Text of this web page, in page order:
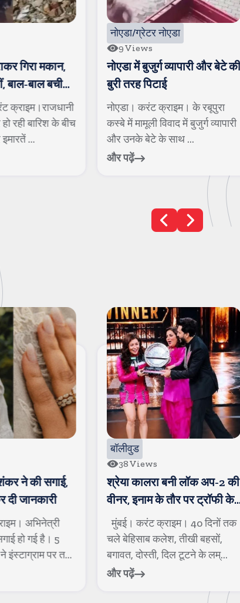
गिरा मकान,
बाल-बाल बची
क्राइम।राजधानी
रही बारिश के बीच
...
नोएडा/ग्रेटर नोएडा
9Views
नोएडा में बुजुर्ग व्यापारी और बेटे की
बुरी तरह पिटाई
नोएडा। करंट क्राइम। के रबूपुरा
कस्बे में मामूली विवाद में बुजुर्ग व्यापारी
और उनके बेटे के साथ ...
और पढ़ें
ने की सगाई,
दी जानकारी
अभिनेत्री
हो गई है। 5
इंस्टाग्राम पर त...
बॉलीवुड
38Views
श्रेया कालरा बनी लॉक अप-2 की
वीनर, इनाम के तौर पर ट्रॉफी के
साथ एक करोड रुपए मिले
मुंबई। करंट क्राइम। 40 दिनों तक
चले बेहिसाब कलेश, तीखी बहसों,
बगावत, दोस्ती, दिल टूटने के लम्...
और पढ़ें